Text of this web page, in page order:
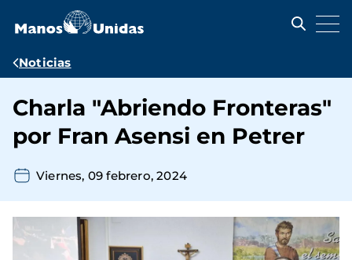
contenido
Ruta
navegación
Noticias
Charla "Abriendo Fronteras"
por Fran Asensi en Petrer
Viernes, 09 febrero, 2024